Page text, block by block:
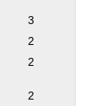
3
2
2
2